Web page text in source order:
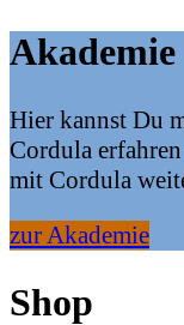
Akademie
Hier kannst Du
Cordula
mit Cordula
zur Akademie
Shop